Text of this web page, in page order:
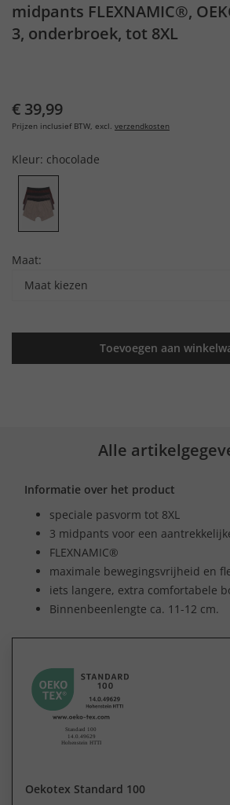
midpants FLEXNAMIC®,
3, onderbroek, tot 8XL
€ 39,99
Prijzen inclusief BTW, excl. verzendkosten
Kleur: chocolade
Maat:
Maat kiezen
Toevoegen aan
Alle
Informatie over het product
speciale pasvorm tot 8XL
3 midpants voor een
FLEXNAMIC®
maximale bewegingsvrijheid en
iets langere, extra comfortabele
Binnenbeenlengte ca. 11-12 cm.
Oekotex Standard 100